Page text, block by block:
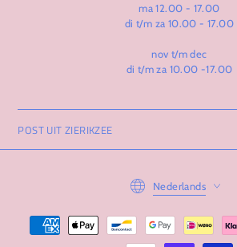
ma 12.00 - 17.00
di t/m za 10.00 - 17.00
nov t/m dec
di t/m za 10.00 -17.00
POST UIT ZIERIKZEE
Taal
Nederlands
Betaalmethoden